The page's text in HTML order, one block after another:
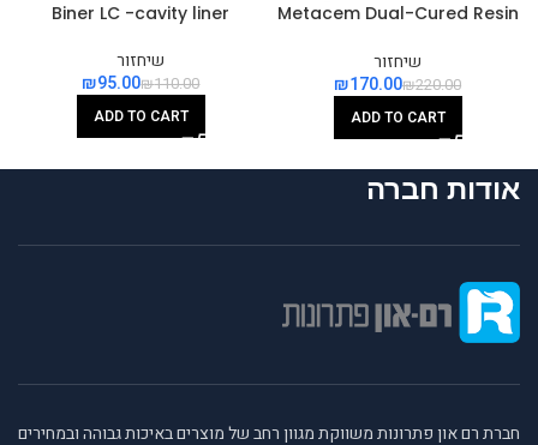
Metacem Dual-Cured Resin
שיחזור
₪220.00
₪170.00
ADD TO CART
Biner LC -cavity liner
שיחזור
₪110.00
₪95.00
ADD TO CART
אודות חברה
חברת רם און פתרונות משווקת מגוון רחב של מוצרים באיכות גבוהה ובמחירים